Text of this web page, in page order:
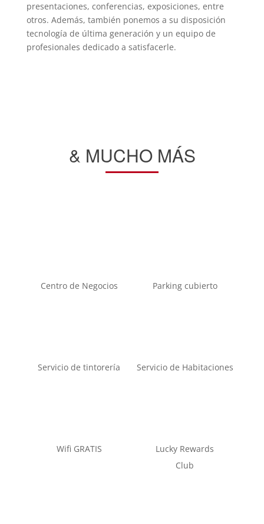
presentaciones, conferencias, exposiciones, entre
otros. Además, también ponemos a su disposición
tecnología de última generación y un equipo de
profesionales dedicado a satisfacerle.
& MUCHO MÁS
Centro de Negocios
Servicio de tintorería
Wifi GRATIS
Parking cubierto
Servicio de Habitaciones
Lucky Rewards
Club